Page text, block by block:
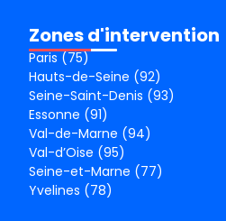
Zones d'intervention
Paris (75)
Hauts-de-Seine (92)
Seine-Saint-Denis (93)
Essonne (91)
Val-de-Marne (94)
Val-d’Oise (95)
Seine-et-Marne (77)
Yvelines (78)